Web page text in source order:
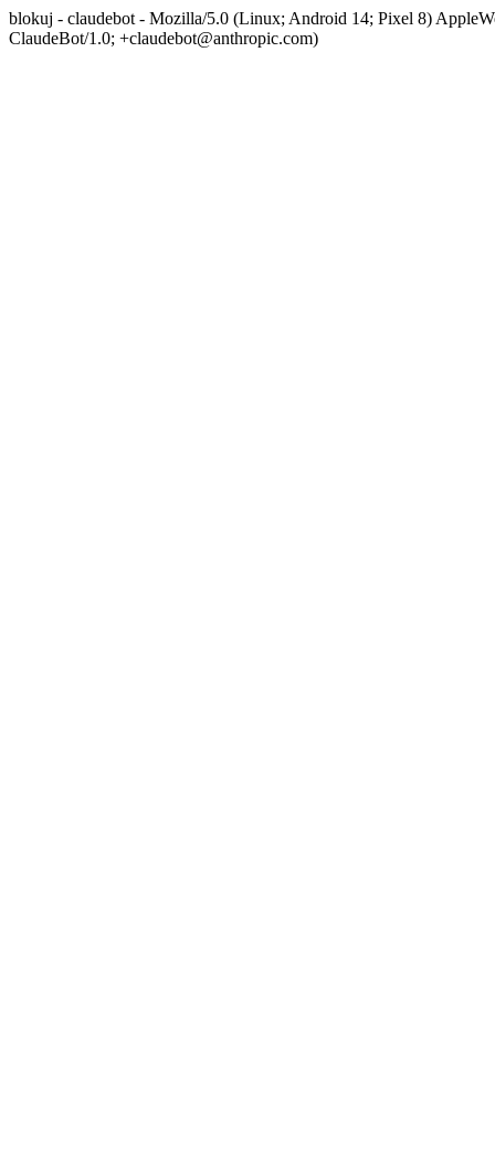
blokuj - claudebot - Mozilla/5.0 (Linux; Android 14; Pixel 8)
ClaudeBot/1.0; +claudebot@anthropic.com)